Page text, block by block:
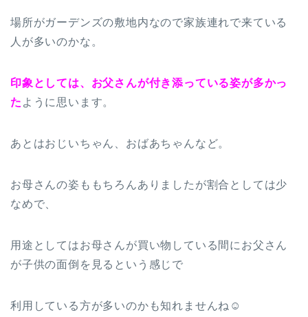
場所がガーデンズの敷地内なので家族連れで来ている
人が多いのかな。
印象としては、お父さんが付き添っている姿が多かっ
た ように思います。
あとはおじいちゃん、おばあちゃんなど。
お母さんの姿ももちろんありましたが割合としては少
なめで、
用途としてはお母さんが買い物している間にお父さん
が子供の面倒を見るという感じで
利用している方が多いのかも知れませんね☺